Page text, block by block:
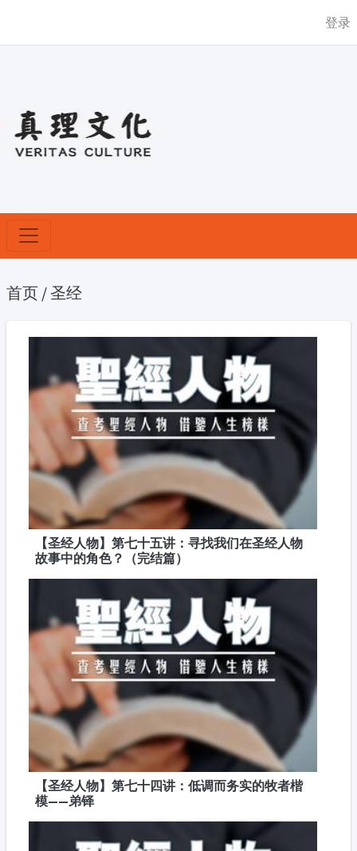
登录
首页 /圣经
【圣经人物】第七十五讲：寻找我们在圣经人物
故事中的角色？（完结篇）
【圣经人物】第七十四讲：低调而务实的牧者楷
模——弟铎